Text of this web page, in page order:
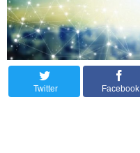
Twitter Facebook